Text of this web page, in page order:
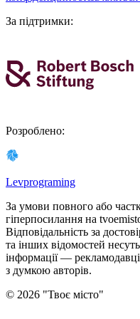
За підтримки:
Розроблено:
Levprograming
За умови повного або
гіперпосилання на
Відповідальність за
та інших відомостей
інформації —
з думкою авторiв.
© 2026 "Твоє місто"